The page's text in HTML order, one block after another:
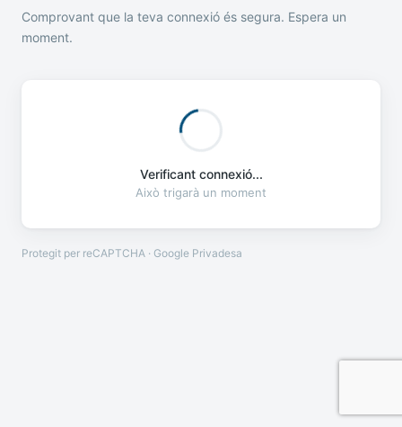
Comprovant que la teva connexió és segura. Espera un
moment.
Verificant connexió...
Això trigarà un moment
Protegit per reCAPTCHA · Google Privadesa